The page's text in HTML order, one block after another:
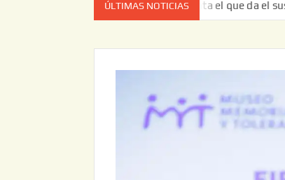
ÚLTIMAS NOTICIAS
vez no es el estado de cuenta el que da el susto